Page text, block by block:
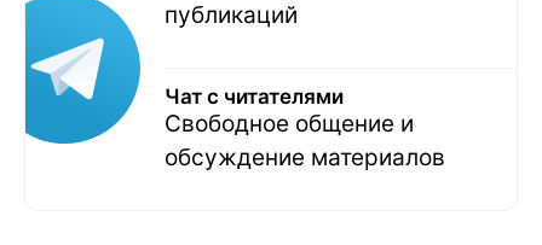
публикаций
Чат с читателями
Свободное общение и
обсуждение материалов